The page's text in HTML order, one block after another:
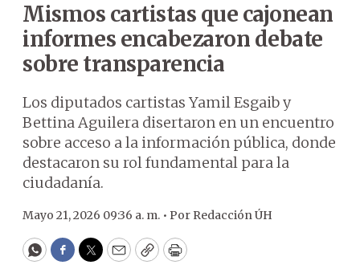
Mismos cartistas que cajonean
informes encabezaron debate
sobre transparencia
Los diputados cartistas Yamil Esgaib y
Bettina Aguilera disertaron en un encuentro
sobre acceso a la información pública, donde
destacaron su rol fundamental para la
ciudadanía.
Mayo 21, 2026 09:36 a. m. • Por Redacción ÚH
WhatsApp
Facebook
Twitter
EmailCopyPrint